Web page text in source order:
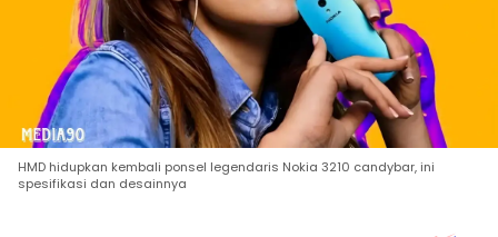
HMD hidupkan kembali ponsel legendaris Nokia 3210 candybar, ini
spesifikasi dan desainnya